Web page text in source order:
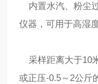
内置水汽、粉尘
仪器，可用于高湿
采样距离大于10
或正压-0.5～2公斤